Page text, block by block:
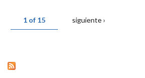
1 of 15 siguiente ›